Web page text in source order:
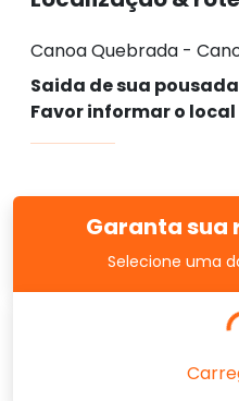
Canoa Quebrada -
Saida de sua
Favor informar o local
Garanta sua
Selecione uma